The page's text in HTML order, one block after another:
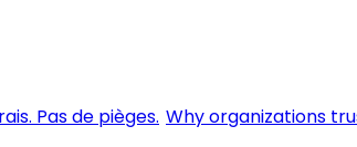
Pas de pièges. Why organizations